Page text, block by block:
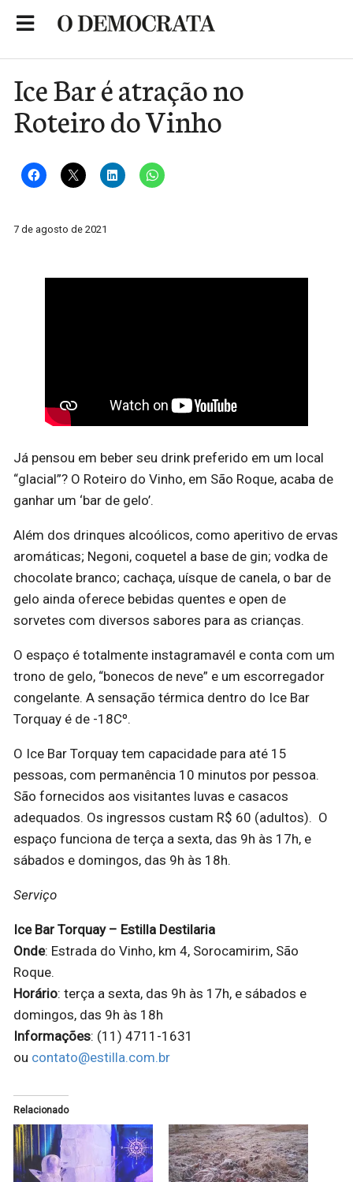
Ice Bar é atração no
Roteiro do Vinho
7 de agosto de 2021
Já pensou em beber seu drink preferido em um local
“glacial”? O Roteiro do Vinho, em São Roque, acaba de
ganhar um ‘bar de gelo’.
Além dos drinques alcoólicos, como aperitivo de ervas
aromáticas; Negoni, coquetel a base de gin; vodka de
chocolate branco; cachaça, uísque de canela, o bar de
gelo ainda oferece bebidas quentes e open de
sorvetes com diversos sabores para as crianças.
O espaço é totalmente instagramavél e conta com um
trono de gelo, “bonecos de neve” e um escorregador
congelante. A sensação térmica dentro do Ice Bar
Torquay é de -18Cº.
O Ice Bar Torquay tem capacidade para até 15
pessoas, com permanência 10 minutos por pessoa.
São fornecidos aos visitantes luvas e casacos
adequados. Os ingressos custam R$ 60 (adultos). O
espaço funciona de terça a sexta, das 9h às 17h, e
sábados e domingos, das 9h às 18h.
Serviço
Ice Bar Torquay – Estilla Destilaria
Onde: Estrada do Vinho, km 4, Sorocamirim, São
Roque.
Horário: terça a sexta, das 9h às 17h, e sábados e
domingos, das 9h às 18h
Informações: (11) 4711-1631
ou contato@estilla.com.br
Relacionado